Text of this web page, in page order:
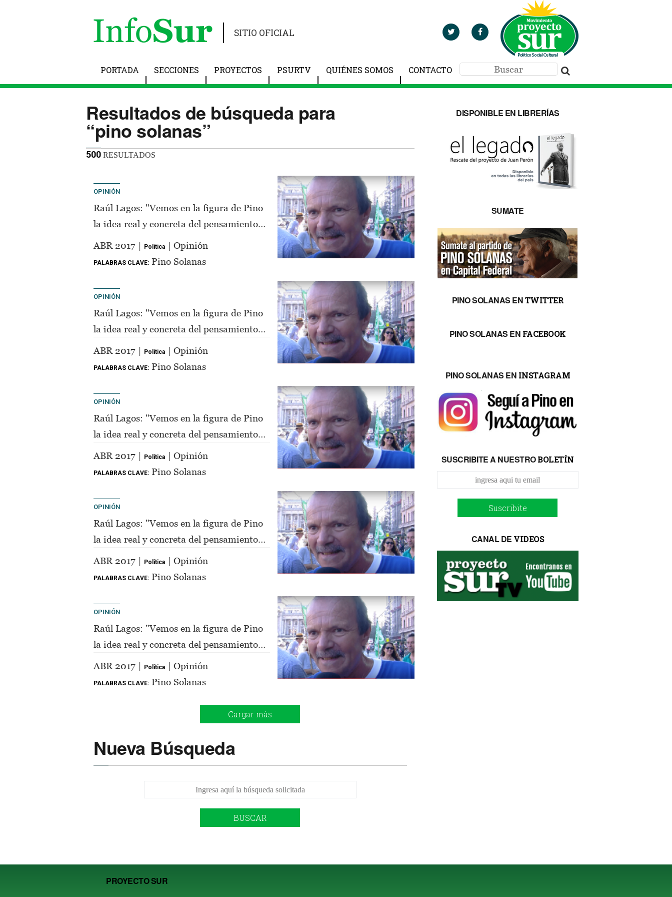
SITIO OFICIAL
PORTADA SECCIONES PROYECTOS PSURTV QUIÉNES SOMOS CONTACTO
Resultados de búsqueda para
“pino solanas”
500 RESULTADOS
OPINIÓN
Raúl Lagos: "Vemos en la figura de Pino
la idea real y concreta del pensamiento
de Perón"
ABR 2017 | Política | Opinión
PALABRAS CLAVE: Pino Solanas
OPINIÓN
Raúl Lagos: "Vemos en la figura de Pino
la idea real y concreta del pensamiento
de Perón"
ABR 2017 | Política | Opinión
PALABRAS CLAVE: Pino Solanas
OPINIÓN
Raúl Lagos: "Vemos en la figura de Pino
la idea real y concreta del pensamiento
de Perón"
ABR 2017 | Política | Opinión
PALABRAS CLAVE: Pino Solanas
OPINIÓN
Raúl Lagos: "Vemos en la figura de Pino
la idea real y concreta del pensamiento
de Perón"
ABR 2017 | Política | Opinión
PALABRAS CLAVE: Pino Solanas
OPINIÓN
Raúl Lagos: "Vemos en la figura de Pino
la idea real y concreta del pensamiento
de Perón"
ABR 2017 | Política | Opinión
PALABRAS CLAVE: Pino Solanas
Cargar más
Nueva Búsqueda
BUSCAR
DISPONIBLE EN LIBRERÍAS
SUMATE
PINO SOLANAS ENTWITTER
PINO SOLANAS EN FACEBOOK
PINO SOLANAS EN INSTAGRAM
SUSCRIBITE A NUESTROBOLETÍN
Suscribite
CANAL DE VIDEOS
PROYECTO SUR